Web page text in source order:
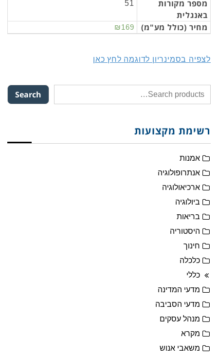
מספר מקורות
באנגלית
51
מחיר (כולל מע"מ) ₪169
לצפיה בסמינריון לדוגמה לחץ כאן
Search
רשימת מקצועות
אמנות
אנתרופולוגיה
ארכיאולוגיה
ביולוגיה
בריאות
היסטוריה
חינוך
כלכלה
כללי
מדעי המדינה
מדעי הסביבה
מנהל עסקים
מקרא
משאבי אנוש